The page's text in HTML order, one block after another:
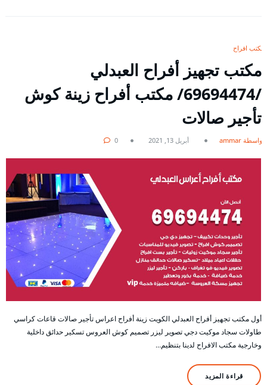
مكتب افراح
مكتب تجهيز أفراح العبدلي
/69694474/ مكتب أفراح زينة كوش
تأجير صالات
بواسطة ammar أبريل 13, 2021 0
أول مكتب تجهيز أفراح العبدلي الكويت زينة أفراح اعراس تأجير صالات قاعات كراسي
طاولات سجاد موكيت دجي تصوير ليزر تصميم كوش العروس تسكير حدائق داخلية
وخارجية مكتب الافراح لدينا بتنظيم…
قراءة المزيد